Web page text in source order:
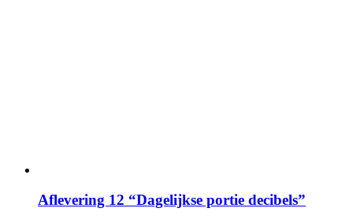
Aflevering 12 “Dagelijkse portie decibels”